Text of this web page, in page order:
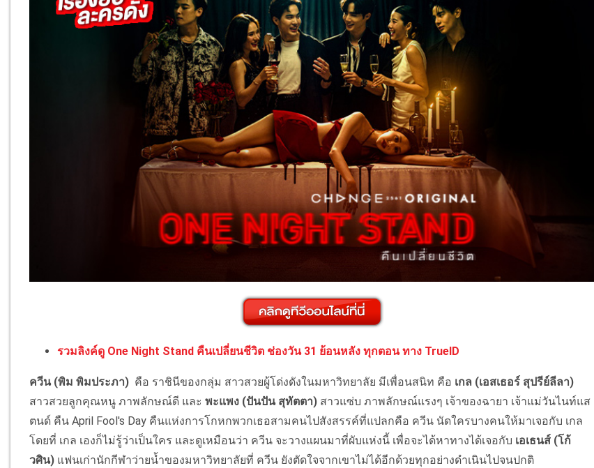
รวมลิงค์ดู One Night Stand คืนเปลี่ยนชีวิต ช่องวัน 31 ย้อนหลัง ทุกตอน ทาง TrueID
ควีน (พิม พิมประภา) คือ ราชินีของกลุ่ม สาวสวยผู้โด่งดังในมหาวิทยาลัย มีเพื่อนสนิท คือ เกล (เอสเธอร์ สุปรีย์ลีลา)
สาวสวยลูกคุณหนู ภาพลักษณ์ดี และ พะแพง (ปันปัน สุทัตตา) สาวแซ่บ ภาพลักษณ์แรงๆ เจ้าของฉายา เจ้าแม่วันไนท์แส
ตนด์ คืน April Fool's Day คืนแห่งการโกหกพวกเธอสามคนไปสังสรรค์ที่แปลกคือ ควีน นัดใครบางคนให้มาเจอกับ เกล
โดยที่ เกล เองก็ไม่รู้ว่าเป็นใคร และดูเหมือนว่า ควีน จะวางแผนมาที่ผับแห่งนี้ เพื่อจะได้หาทางได้เจอกับ เอเธนส์ (โก้
วศิน) แฟนเก่านักกีฬาว่ายน้ำของมหาวิทยาลัยที่ ควีน ยังตัดใจจากเขาไม่ได้อีกด้วยทุกอย่างดำเนินไปจนปกติ